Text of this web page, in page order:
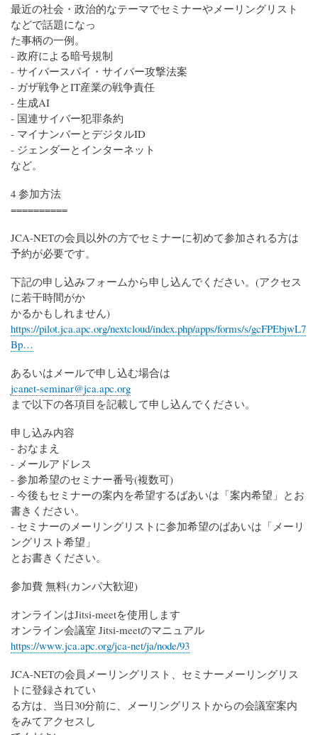
最近の社会・政治的なテーマでセミナーやメーリングリスト
などで話題になっ
た事柄の一例。
- 政府による暗号規制
- サイバースパイ・サイバー攻撃法案
- ガザ戦争とIT産業の戦争責任
- 生成AI
- 国連サイバー犯罪条約
- マイナンバーとデジタルID
- ジェンダーとインターネット
など。
4 参加方法
==========
JCA-NETの会員以外の方でセミナーに初めて参加される方は
予約が必要です。
下記の申し込みフォームから申し込んでください。(アクセス
に若干時間がか
かるかもしれません)
https://pilot.jca.apc.org/nextcloud/index.php/apps/forms/s/gcFPEbjwL7
Bp…
あるいはメールで申し込む場合は
jcanet-seminar@jca.apc.org
まで以下の各項目を記載して申し込んでください。
申し込み内容
- おなまえ
- メールアドレス
- 参加希望のセミナー番号(複数可)
- 今後もセミナーの案内を希望するばあいは「案内希望」とお
書きください。
- セミナーのメーリングリストに参加希望のばあいは「メーリ
ングリスト希望」
とお書きください。
参加費 無料(カンパ大歓迎)
オンラインはJitsi-meetを使用します
オンライン会議室 Jitsi-meetのマニュアル
https://www.jca.apc.org/jca-net/ja/node/93
JCA-NETの会員メーリングリスト、セミナーメーリングリス
トに登録されてい
る方は、当日30分前に、メーリングリストからの会議室案内
をみてアクセスし